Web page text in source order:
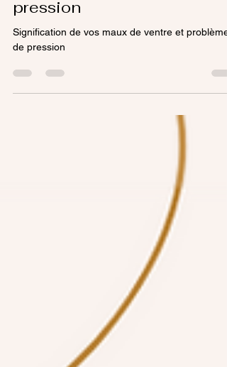
Problèmes de ventre &
pression
de pression